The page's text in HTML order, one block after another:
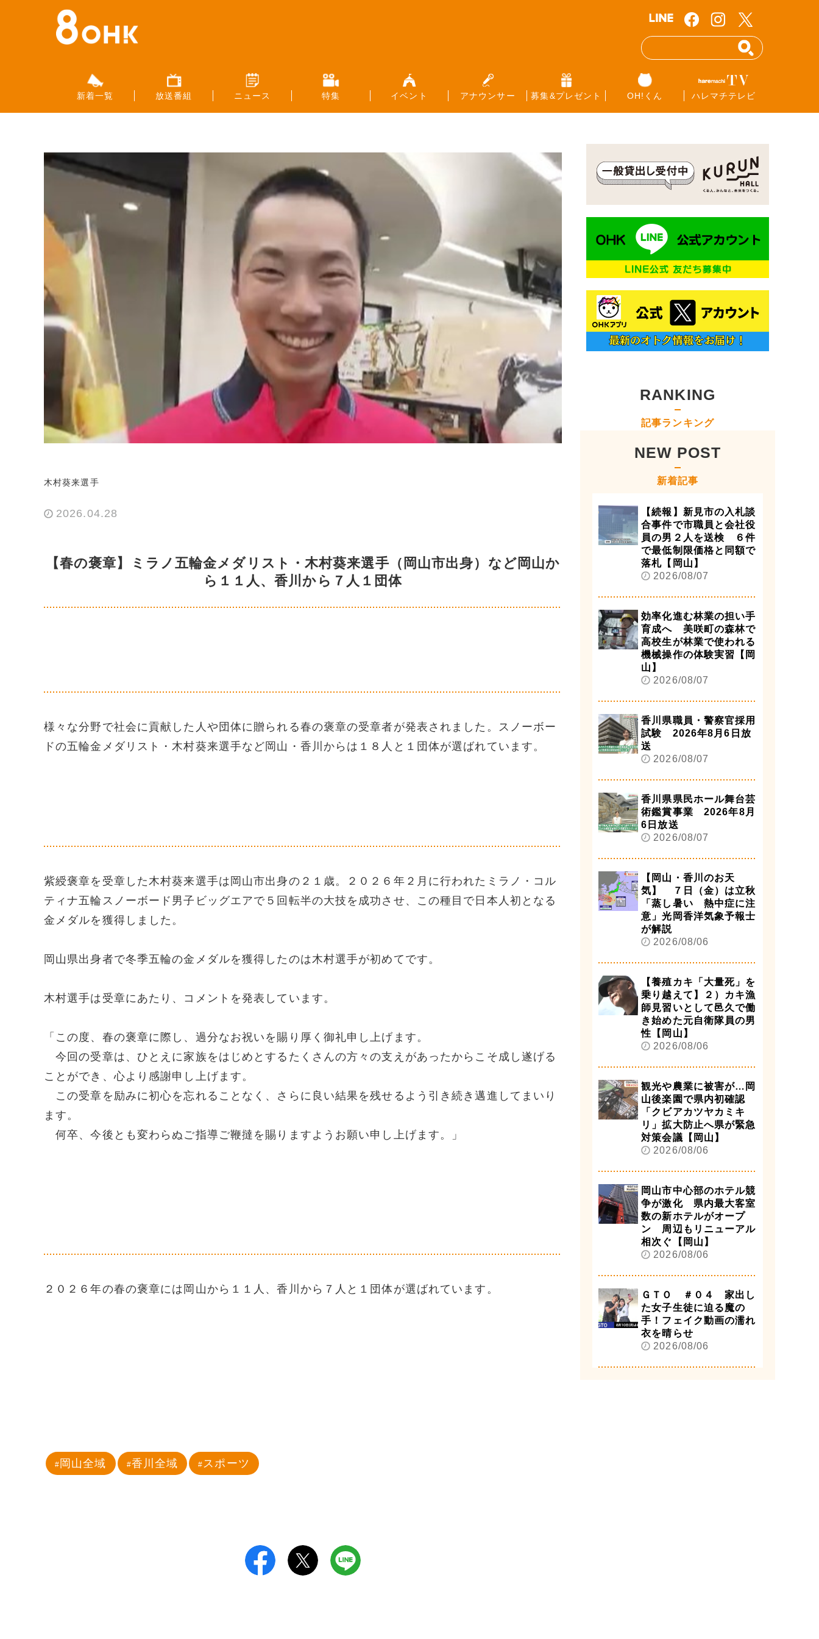
新着一覧 放送番組 ニュース 特集 イベント アナウンサー 募集&プレゼント OH!くん ハレマチテレビ
木村葵来選手
2026.04.28
【春の褒章】ミラノ五輪金メダリスト・木村葵来選手（岡山市出身）など岡山か
ら１１人、香川から７人１団体
様々な分野で社会に貢献した人や団体に贈られる春の褒章の受章者が発表されました。スノーボー
ドの五輪金メダリスト・木村葵来選手など岡山・香川からは１８人と１団体が選ばれています。
紫綬褒章を受章した木村葵来選手は岡山市出身の２１歳。２０２６年２月に行われたミラノ・コル
ティナ五輪スノーボード男子ビッグエアで５回転半の大技を成功させ、この種目で日本人初となる
金メダルを獲得しました。
岡山県出身者で冬季五輪の金メダルを獲得したのは木村選手が初めてです。
木村選手は受章にあたり、コメントを発表しています。
「この度、春の褒章に際し、過分なお祝いを賜り厚く御礼申し上げます。
今回の受章は、ひとえに家族をはじめとするたくさんの方々の支えがあったからこそ成し遂げる
ことができ、心より感謝申し上げます。
この受章を励みに初心を忘れることなく、さらに良い結果を残せるよう引き続き邁進してまいり
ます。
何卒、今後とも変わらぬご指導ご鞭撻を賜りますようお願い申し上げます。」
２０２６年の春の褒章には岡山から１１人、香川から７人と１団体が選ばれています。
岡山全域 香川全域 スポーツ
RANKING
記事ランキング
NEW POST
新着記事
【続報】新見市の入札談
合事件で市職員と会社役
員の男２人を送検 ６件
で最低制限価格と同額で
落札【岡山】
2026/08/07
効率化進む林業の担い手
育成へ 美咲町の森林で
高校生が林業で使われる
機械操作の体験実習【岡
山】
2026/08/07
香川県職員・警察官採用
試験 2026年8月6日放
送
2026/08/07
香川県県民ホール舞台芸
術鑑賞事業 2026年8月
6日放送
2026/08/07
【岡山・香川のお天
気】 ７日（金）は立秋
「蒸し暑い 熱中症に注
意」光岡香洋気象予報士
が解説
2026/08/06
【養殖カキ「大量死」を
乗り越えて】２）カキ漁
師見習いとして邑久で働
き始めた元自衛隊員の男
性【岡山】
2026/08/06
観光や農業に被害が…岡
山後楽園で県内初確認
「クビアカツヤカミキ
リ」拡大防止へ県が緊急
対策会議【岡山】
2026/08/06
岡山市中心部のホテル競
争が激化 県内最大客室
数の新ホテルがオープ
ン 周辺もリニューアル
相次ぐ【岡山】
2026/08/06
ＧＴＯ ＃０４ 家出し
た女子生徒に迫る魔の
手！フェイク動画の濡れ
衣を晴らせ
2026/08/06